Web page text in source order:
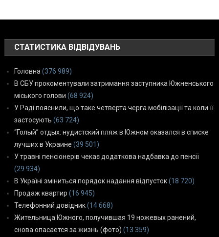
СТАТИСТИКА ВІДВІДУВАНЬ
Головна (376 989)
В СБУ прокоментували затримання заступника Южненського
міського голови (68 924)
У Раді пояснили, що таке четверта черга мобілізації та коли її
застосують (63 724)
“Голый” отдых: нудистский пляж в Южном оказался в списке
лучших в Украине (39 501)
У травні пенсіонерів чекає додаткова надбавка до пенсії
(29 934)
В Україні зміниться порядок надання відпусток(18 720)
Продаж квартир (16 945)
Телефонний довідник(14 668)
Жительница Южного, получившая 19 ножевых ранений,
снова опасается за жизнь (фото) (13 359)